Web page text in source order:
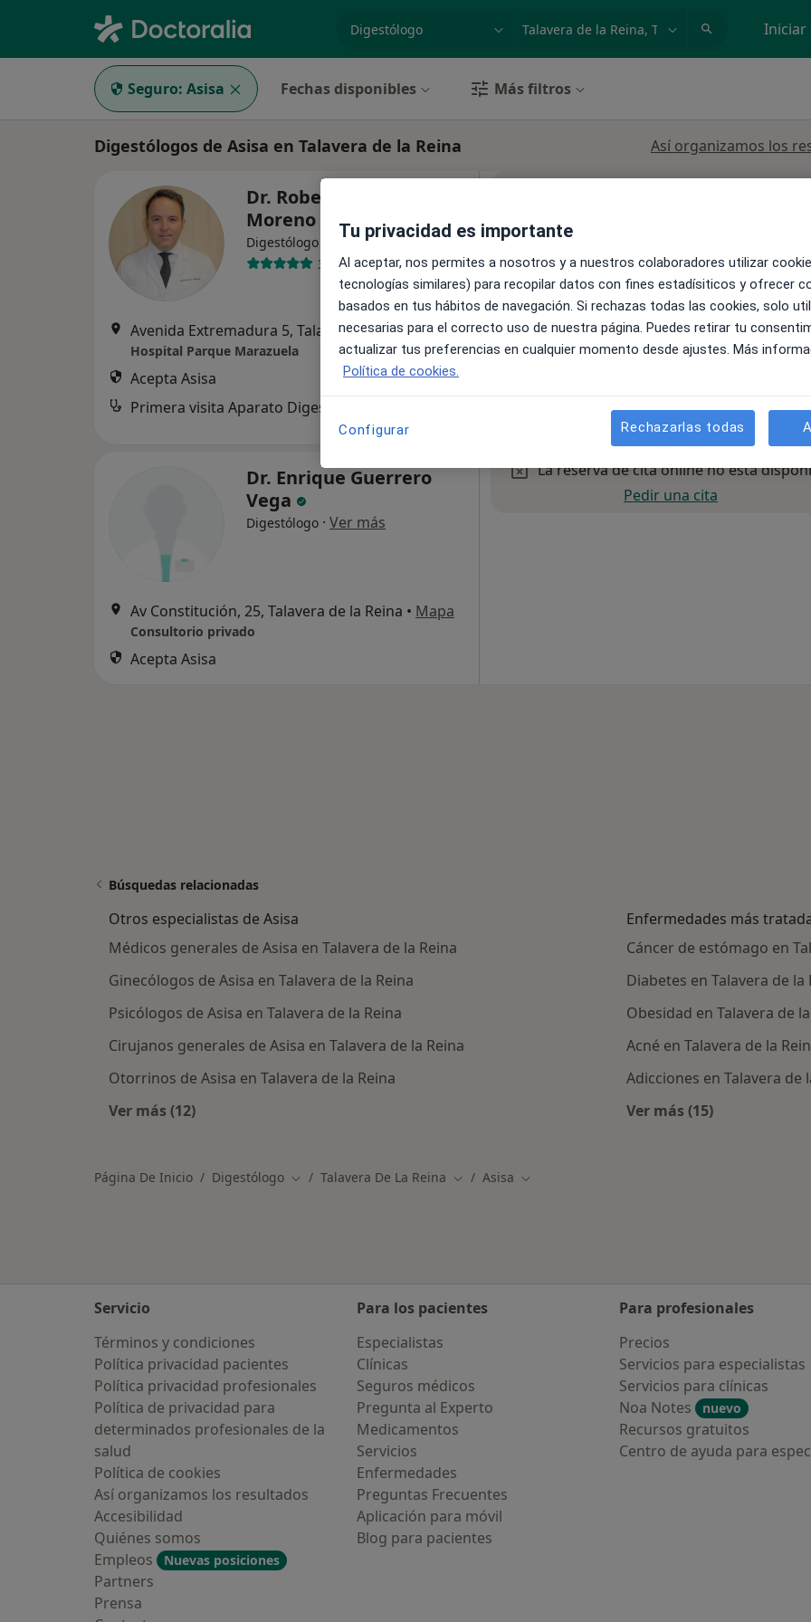
especialidad, enfermedad o nombre Iniciar
Seguro: Asisa Fechas disponibles Más filtros
Digestólogos de Asisa en Talavera de la Reina Así organizamos los
Dr. Roberto Pozo
Moreno
Digestólogo Ver más
314 opiniones
Avenida Extremadura 5, Talavera de la Reina •Mapa
Hospital Parque Marazuela
Acepta Asisa
Primera visita Aparato Digestivo
Dr. Enrique Guerrero
Vega
Digestólogo · Ver más
Av Constitución, 25, Talavera de la Reina • Mapa
Consultorio privado
Acepta Asisa
La reserva de cita online no está
Pedir una cita
Búsquedas relacionadas
Otros especialistas de Asisa
Médicos generales de Asisa en Talavera de la Reina
Ginecólogos de Asisa en Talavera de la Reina
Psicólogos de Asisa en Talavera de la Reina
Cirujanos generales de Asisa en Talavera de la Reina
Otorrinos de Asisa en Talavera de la Reina
Ver más (12)
Enfermedades más
Cáncer de estómago en
Diabetes en Talavera de la
Obesidad en Talavera de
Acné en Talavera de la
Adicciones en Talavera de
Ver más (15)
Página De Inicio Digestólogo Cambiar de ciudad
Talavera De La Reina Cambiar de ciudad
Asisa Cambiar de ciudad
Servicio
Términos y condiciones
Política privacidad pacientes
Política privacidad profesionales
Política de privacidad para
determinados profesionales de la
salud
Política de cookies
Así organizamos los resultados
Accesibilidad
Quiénes somos
Empleos
Nuevas posiciones
Partners
Prensa
Para los pacientes
Especialistas
Clínicas
Seguros médicos
Pregunta al Experto
Medicamentos
Servicios
Enfermedades
Preguntas Frecuentes
Aplicación para móvil
Blog para pacientes
Para profesionales
Precios
Servicios para especialistas
Servicios para clínicas
Noa Notes
nuevo
Recursos gratuitos
Centro de ayuda para
Tu privacidad es importante
Al aceptar, nos permites a nosotros y a nuestros colaboradores utilizar
tecnologías similares) para recopilar datos con fines estadísiticos y ofrecer
basados en tus hábitos de navegación. Si rechazas todas las cookies, solo
necesarias para el correcto uso de nuestra página. Puedes retirar tu
actualizar tus preferencias en cualquier momento desde ajustes. Más
Política de cookies.
Configurar Rechazarlas todas